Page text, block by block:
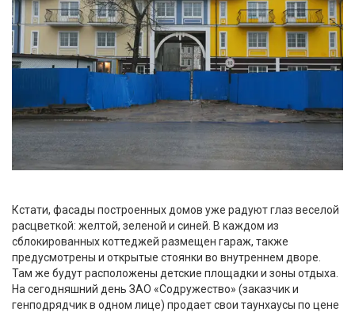
Кстати, фасады построенных домов уже радуют глаз веселой
расцветкой: желтой, зеленой и синей. В каждом из
сблокированных коттеджей размещен гараж, также
предусмотрены и открытые стоянки во внутреннем дворе.
Там же будут расположены детские площадки и зоны отдыха.
На сегодняшний день ЗАО «Содружество» (заказчик и
генподрядчик в одном лице) продает свои таунхаусы по цене